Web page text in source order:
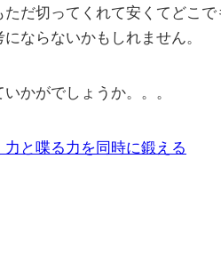
だ切ってくれて安くてどこで
ならないかもしれません。
かがでしょうか。。。
と喋る力を同時に鍛える